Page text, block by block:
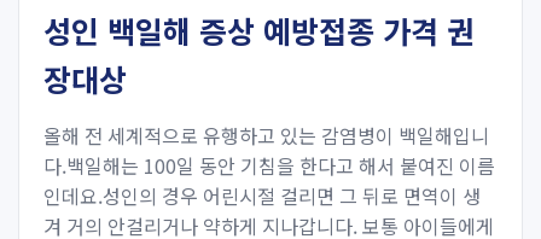
성인 백일해 증상 예방접종 가격 권
장대상
올해 전 세계적으로 유행하고 있는 감염병이 백일해입니
다.백일해는 100일 동안 기침을 한다고 해서 붙여진 이름
인데요.성인의 경우 어린시절 걸리면 그 뒤로 면역이 생
겨 거의 안걸리거나 약하게 지나갑니다. 보통 아이들에게